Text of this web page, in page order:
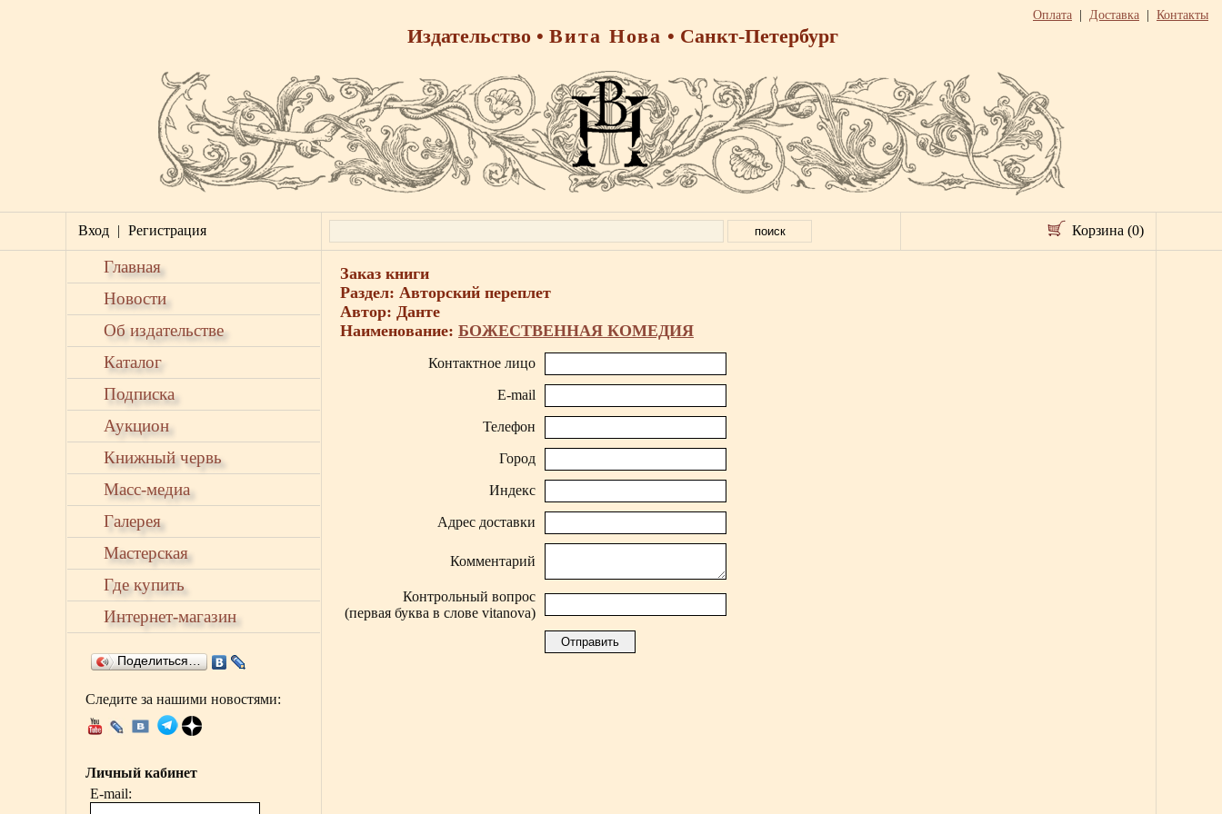
Оплата Доставка Контакты
Издательство • Вита Нова • Санкт-Петербург
Вход | Регистрация Корзина (0)
Главная
Новости
Об издательстве
Каталог
Подписка
Аукцион
Книжный червь
Масс-медиа
Галерея
Мастерская
Где купить
Интернет-магазин
Поделиться…
Следите за нашими новостями:
Личный кабинет
E-mail:
Заказ книги
Раздел: Авторский переплет
Автор: Данте
Наименование: БОЖЕСТВЕННАЯ КОМЕДИЯ
Контактное лицо
E-mail
Телефон
Город
Индекс
Адрес доставки
Комментарий
Контрольный вопрос
(первая буква в слове vitanova)